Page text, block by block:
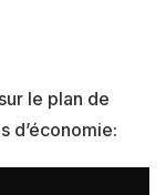
le plan de
d’économie: